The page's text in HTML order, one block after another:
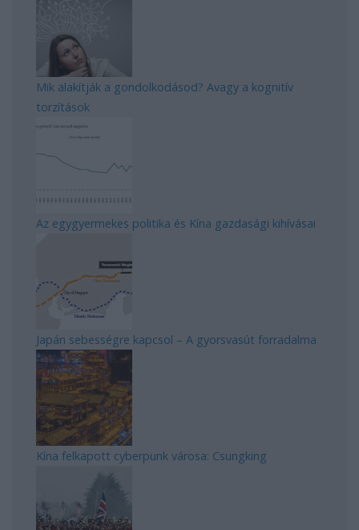
Mik alakítják a gondolkodásod? Avagy a kognitív
torzítások
Az egygyermekes politika és Kína gazdasági kihívásai
Japán sebességre kapcsol – A gyorsvasút forradalma
Kína felkapott cyberpunk városa: Csungking